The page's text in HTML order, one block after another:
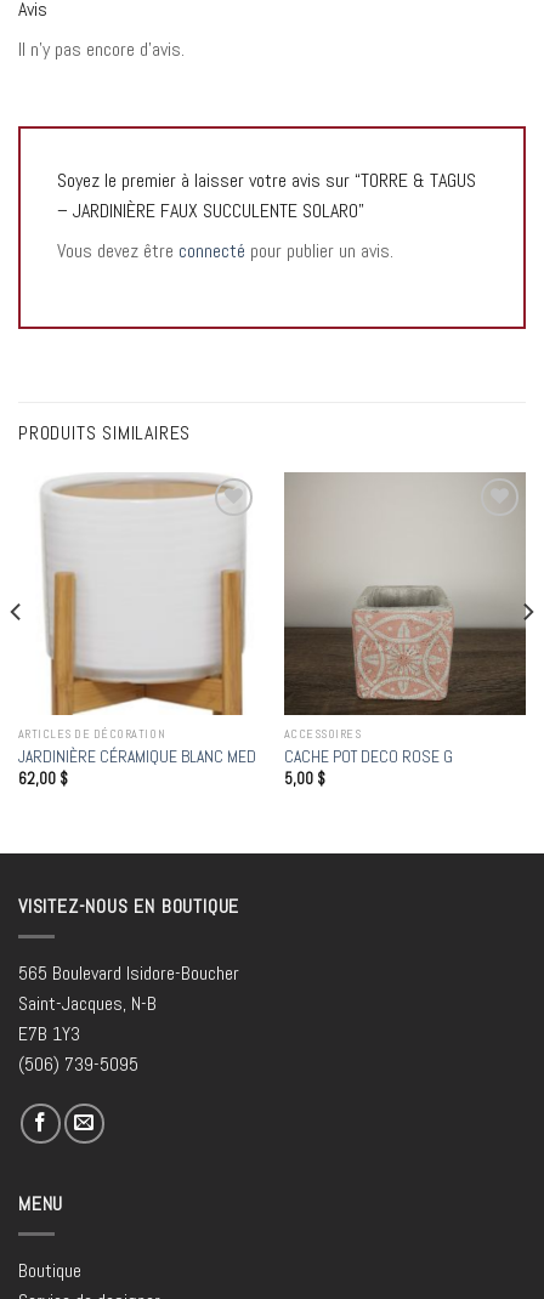
Avis
Il n’y pas encore d’avis.
Soyez le premier à laisser votre avis sur “TORRE & TAGUS
– JARDINIÈRE FAUX SUCCULENTE SOLARO”
Vous devez être connecté pour publier un avis.
PRODUITS SIMILAIRES
ARTICLES DE DÉCORATION
JARDINIÈRE CÉRAMIQUE BLANC MED
62,00 $
ACCESSOIRES
CACHE POT DECO ROSE G
5,00 $
VISITEZ-NOUS EN BOUTIQUE
565 Boulevard Isidore-Boucher
Saint-Jacques, N-B
E7B 1Y3
(506) 739-5095
MENU
Boutique